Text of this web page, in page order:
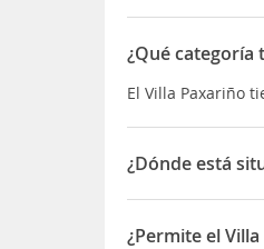
¿Qué categoría
El Villa Paxariño
¿Dónde está
El Villa Paxariño
¿Permite el